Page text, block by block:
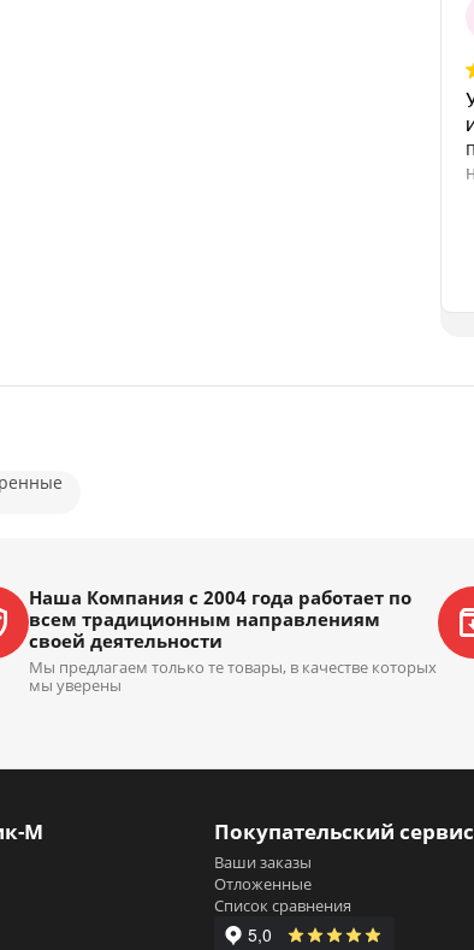
Наша Компания с 2004 года работает по
всем традиционным направлениям
своей деятельности
Мы предлагаем только те товары, в качестве которых
мы уверены
М Покупательский сервис
Ваши заказы
Отложенные
Список сравнения